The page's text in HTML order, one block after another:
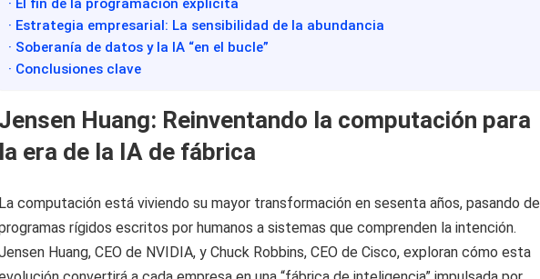
· Estrategia empresarial: La sensibilidad de la abundancia
· Soberanía de datos y la IA “en el bucle”
· Conclusiones clave
Jensen Huang: Reinventando la computación para
la era de la IA de fábrica
La computación está viviendo su mayor transformación en sesenta años, pasando de
rígidos escritos por humanos a sistemas que comprenden la intención.
Huang, CEO de NVIDIA, y Chuck Robbins, CEO de Cisco, exploran cómo esta